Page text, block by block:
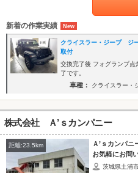
新着の作業実績
クライスラー・ジープ ジ
取付
交換完了後 フォグランプ
了です。
車種： クライスラー・
株式会社 Ａ’ｓカンパニー
距離:23.5km
Ａ’ｓカンパニ
お気軽にお問
茨城県土浦